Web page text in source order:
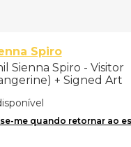
Spiro
Sienna Spiro - Visitor
+ Signed Art
me quando retornar ao